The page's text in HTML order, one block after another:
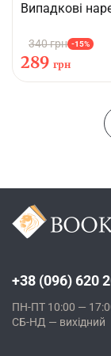
Випадкові
340 грн -15%
289 грн
+38 (096) 620
ПН-ПТ 10:00 —
СБ-НД — вихідний